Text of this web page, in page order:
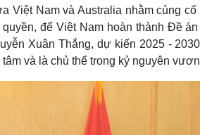
Việt Nam và Australia nhằm củng cố
để Việt Nam hoàn thành Đề
Xuân Thắng, dự kiến 2025 -
và là chủ thể trong kỷ nguyên